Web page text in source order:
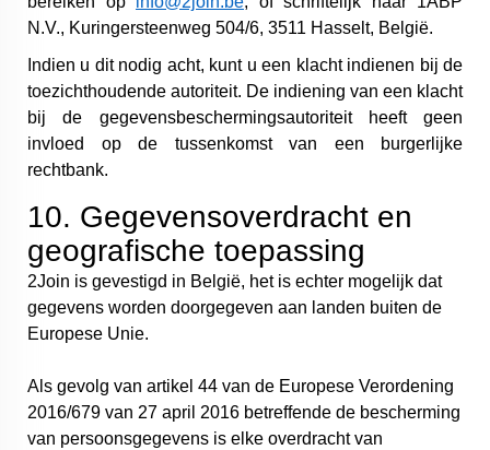
N.V., Kuringersteenweg 504/6, 3511 Hasselt, België.
Indien u dit nodig acht, kunt u een klacht indienen bij de
toezichthoudende autoriteit. De indiening van een klacht
bij de gegevensbeschermingsautoriteit heeft geen
invloed op de tussenkomst van een burgerlijke
rechtbank.
10. Gegevensoverdracht en
geografische toepassing
2Join is gevestigd in België, het is echter mogelijk dat
gegevens worden doorgegeven aan landen buiten de
Europese Unie.
Als gevolg van artikel 44 van de Europese Verordening
2016/679 van 27 april 2016 betreffende de bescherming
van persoonsgegevens is elke overdracht van